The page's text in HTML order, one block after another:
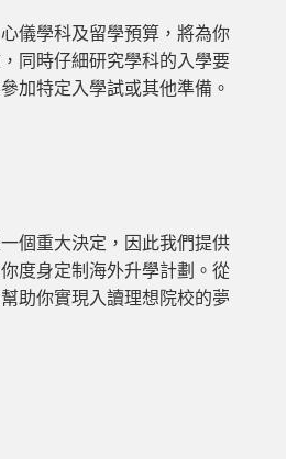
儀學科及留學預算，將為你
同時仔細研究學科的入學要
加特定入學試或其他準備。
個重大決定，因此我們提供
度身定制海外升學計劃。從
助你實現入讀理想院校的夢